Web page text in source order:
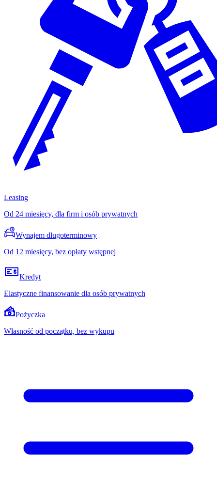
Leasing
Od 24 miesięcy, dla firm i osób prywatnych
Wynajem długoterminowy
Od 12 miesięcy, bez opłaty wstępnej
Kredyt
Elastyczne finansowanie dla osób prywatnych
Pożyczka
Własność od początku, bez wykupu